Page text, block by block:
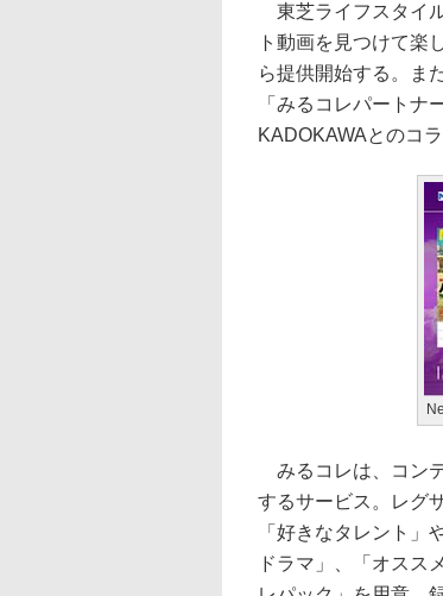
東芝ライフスタイ
ト動画を見つけて楽
ら提供開始する。ま
「みるコレパートナ
KADOKAWAとのコ
みるコレは、コン
するサービス。レグ
「好きなタレント
ドラマ」、「オスス